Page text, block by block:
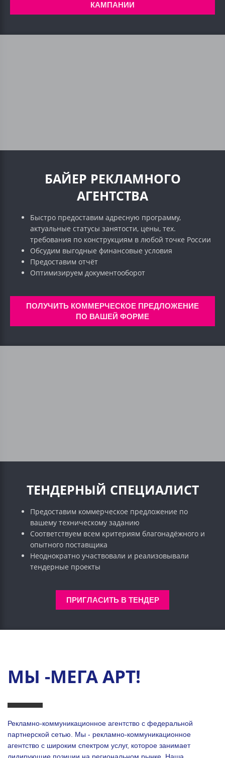
КАМПАНИИ
БАЙЕР РЕКЛАМНОГО
АГЕНТСТВА
Быстро предоставим адресную программу,
актуальные статусы занятости, цены, тех.
требования по конструкциям в любой точке России
Обсудим выгодные финансовые условия
Предоставим отчёт
Оптимизируем документооборот
ПОЛУЧИТЬ КОММЕРЧЕСКОЕ ПРЕДЛОЖЕНИЕ
ПО ВАШЕЙ ФОРМЕ
ТЕНДЕРНЫЙ СПЕЦИАЛИСТ
Предоставим коммерческое предложение по
вашему техническому заданию
Соответствуем всем критериям благонадёжного и
опытного поставщика
Неоднократно участвовали и реализовывали
тендерные проекты
ПРИГЛАСИТЬ В ТЕНДЕР
МЫ -МЕГА АРТ!
Рекламно-коммуникационное агентство с федеральной
партнерской сетью. Мы - рекламно-коммуникационное
агентство с широким спектром услуг, которое занимает